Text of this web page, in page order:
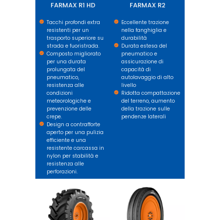
FARMAX R1 HD
Tacchi profondi extra
resistenti per un
trasporto superiore su
strada e fuoristrada.
Composto migliorato
per una durata
prolungata del
pneumatico,
resistenza alle
condizioni
meteorologiche e
prevenzione delle
crepe.
Design a contrafforte
aperto per una pulizia
efficiente e una
resistente carcassa in
nylon per stabilità e
resistenza alle
perforazioni.
FARMAX R2
Eccellente trazione
nella fanghiglia e
durabilità
Durata estesa del
pneumatico e
assicurazione di
capacità di
autolavaggio di alto
livello
Ridotta compattazione
del terreno, aumento
della trazione sulle
pendenze laterali